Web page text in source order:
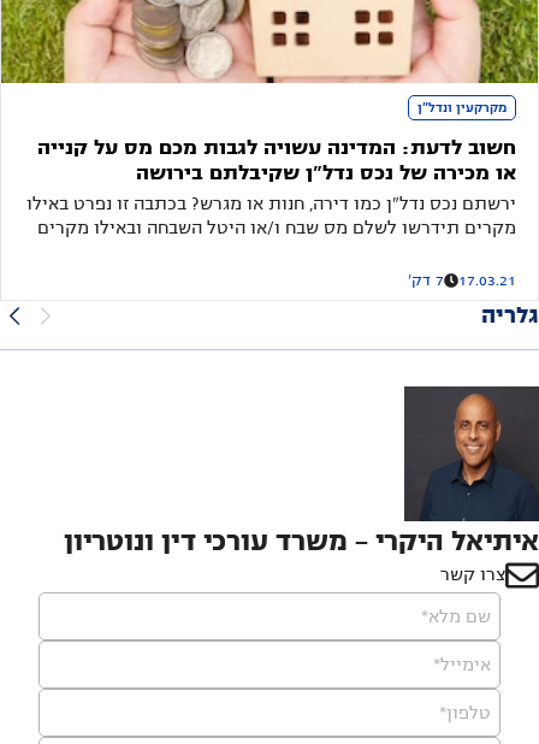
מקרקעין ונדל"ן
חשוב לדעת: המדינה עשויה לגבות מכם מס על קנייה
או מכירה של נכס נדל"ן שקיבלתם בירושה
ירשתם נכס נדל"ן כמו דירה, חנות או מגרש? בכתבה זו נפרט באילו
מקרים תידרשו לשלם מס שבח ו/או היטל השבחה ובאילו מקרים
17.03.21 7 דק'
גלריה
איתיאל היקרי - משרד עורכי דין ונוטריון
צרו קשר
שם מלא*
אימייל*
טלפון*